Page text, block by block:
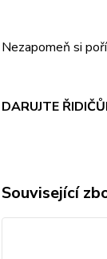
Nezapomeň si
DARUJTE
Související